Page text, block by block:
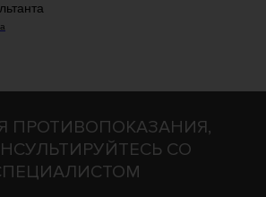
ПРОТИВОПОКАЗАНИЯ,
СО